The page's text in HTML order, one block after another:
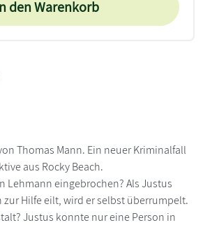
den Warenkorb
Thomas Mann. Ein neuer Kriminalfall
aus Rocky Beach.
Lehmann eingebrochen? Als Justus
Hilfe eilt, wird er selbst überrumpelt.
Justus konnte nur eine Person in